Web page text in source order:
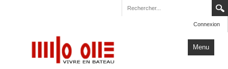
Connexion
Menu